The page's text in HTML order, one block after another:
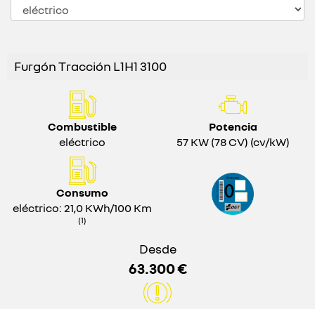
Furgón Tracción L1H1 3100
Combustible
eléctrico
Potencia
57 KW (78 CV) (cv/kW)
Consumo
eléctrico: 21,0 KWh/100 Km
(1)
Desde
63.300 €